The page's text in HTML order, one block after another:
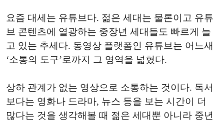
요즘 대세는 유튜브다. 젊은 세대는 물론이고 유튜
브 콘텐츠에 열광하는 중장년 세대들도 빠르게 늘
고 있는 추세다. 동영상 플랫폼인 유튜브는 어느새
‘소통의 도구’로까지 그 영역을 넓혔다.
상하 관계가 없는 영상으로 소통하는 것이다. 독서
보다는 영화나 드라마, 뉴스 등을 보는 시간이 더
많다는 것을 생각해볼 때 젊은 세대뿐 아니라 중년